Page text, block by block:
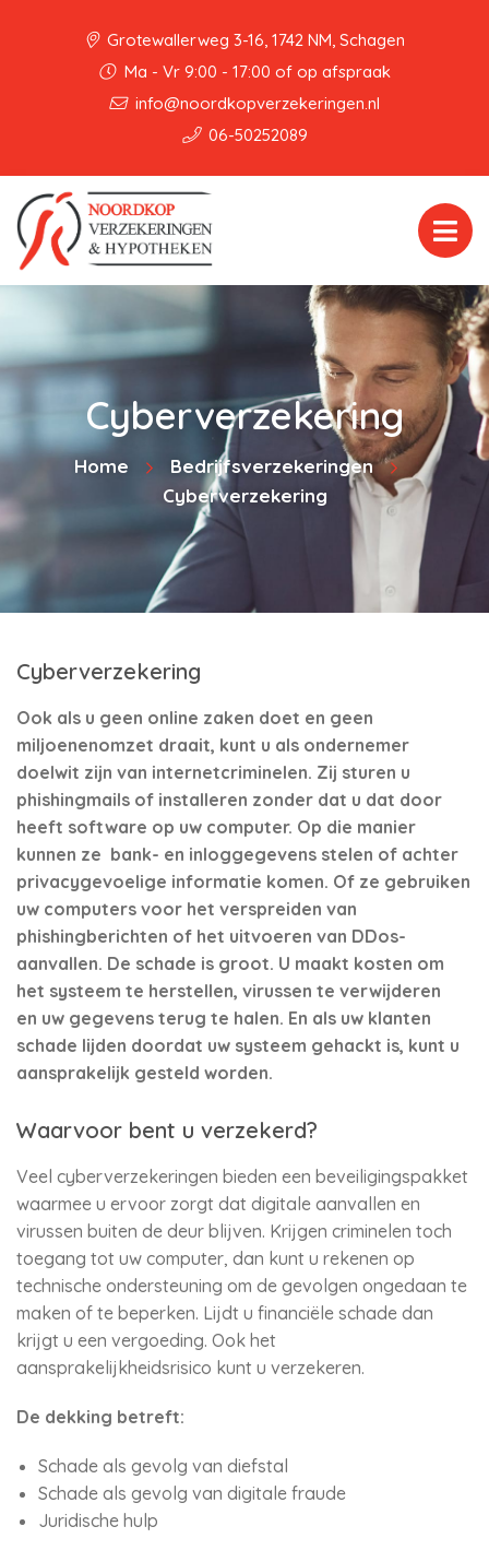
Grotewallerweg 3-16, 1742 NM, Schagen
Ma - Vr 9:00 - 17:00 of op afspraak
info@noordkopverzekeringen.nl
06-50252089
Cyberverzekering
Home
Bedrijfsverzekeringen
Cyberverzekering
Cyberverzekering
Ook als u geen online zaken doet en geen
miljoenenomzet draait, kunt u als ondernemer
doelwit zijn van internetcriminelen. Zij sturen u
phishingmails of installeren zonder dat u dat door
heeft software op uw computer. Op die manier
kunnen ze bank- en inloggegevens stelen of achter
privacygevoelige informatie komen. Of ze gebruiken
uw computers voor het verspreiden van
phishingberichten of het uitvoeren van DDos-
aanvallen. De schade is groot. U maakt kosten om
het systeem te herstellen, virussen te verwijderen
en uw gegevens terug te halen. En als uw klanten
schade lijden doordat uw systeem gehackt is, kunt u
aansprakelijk gesteld worden.
Waarvoor bent u verzekerd?
Veel cyberverzekeringen bieden een beveiligingspakket
waarmee u ervoor zorgt dat digitale aanvallen en
virussen buiten de deur blijven. Krijgen criminelen toch
toegang tot uw computer, dan kunt u rekenen op
technische ondersteuning om de gevolgen ongedaan te
maken of te beperken. Lijdt u financiële schade dan
krijgt u een vergoeding. Ook het
aansprakelijkheidsrisico kunt u verzekeren.
De dekking betreft:
Schade als gevolg van diefstal
Schade als gevolg van digitale fraude
Juridische hulp